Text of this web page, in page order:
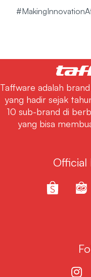
Taffware adalah
yang hadir sejak
10 sub-brand di
yang bisa
Official